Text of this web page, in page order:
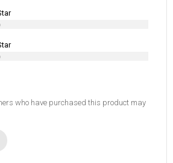
who have purchased this product may